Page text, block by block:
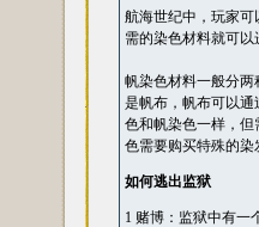
航海世纪中，玩家
需的染色材料就可
帆染色材料一般分
是帆布，帆布可以
色和帆染色一样，
色需要购买特殊的染
如何逃出监狱
1 赌博：监狱中有一